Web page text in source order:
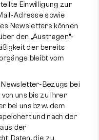
Einwilligung zur
Adresse sowie
Newsletters können
den „Austragen“-
der bereits
bleibt vom
Newsletter-Bezugs bei
uns bis zu Ihrer
bei uns bzw. dem
und nach der
der
Daten, die zu